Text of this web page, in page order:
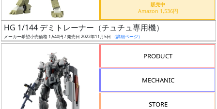
ル
販売中
Amazon 1,536円
HG 1/144 デミトレーナー（チュチュ専用機）
メーカー希望小売価格 1,540円 / 発売日 2022年11月5日 （詳細ページ）
PRODUCT
MECHANIC
STORE